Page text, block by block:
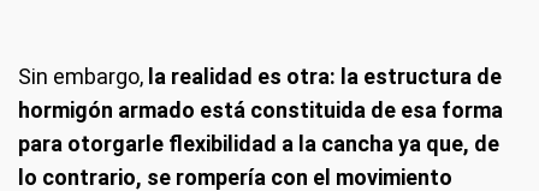
Sin embargo, la realidad es otra: la estructura de
hormigón armado está constituida de esa forma
para otorgarle flexibilidad a la cancha ya que, de
lo contrario, se rompería con el movimiento